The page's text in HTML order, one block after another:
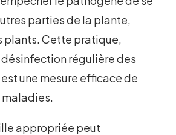
parties de la plante,
plants. Cette pratique,
désinfection régulière des
une mesure efficace de
appropriée peut